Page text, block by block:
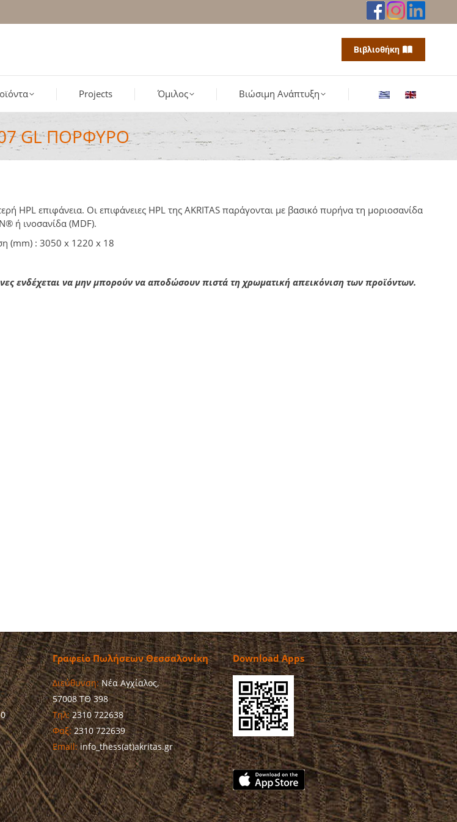
Βιβλιοθήκη
Projects Όμιλος Βιώσιμη Ανάπτυξη
GL ΠΟΡΦΥΡΟ
HPL επιφάνεια. Οι επιφάνειες HPL της AKRITAS παράγονται με βασικό πυρήνα τη μοριοσανίδα
ή ινοσανίδα (MDF).
(mm) : 3050 x 1220 x 18
ενδέχεται να μην μπορούν να αποδώσουν πιστά τη χρωματική απεικόνιση των προϊόντων.
Γραφείο Πωλήσεων Θεσσαλονίκη
Διεύθυνση:Νέα Αγχίαλος,
57008 ΤΘ 398
Τηλ:2310 722638
Φαξ:2310 722639
Email:info_thess(at)akritas.gr
Download Apps